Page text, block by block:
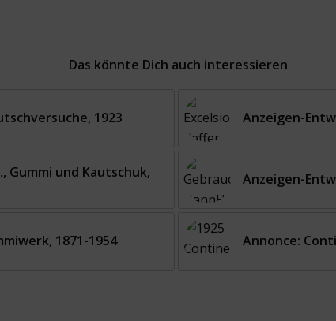
Das könnte Dich auch interessieren
1923 Anzeigen-
Gummi und Kautschuk,
Anzeigen-
1871-1954 Annonce: